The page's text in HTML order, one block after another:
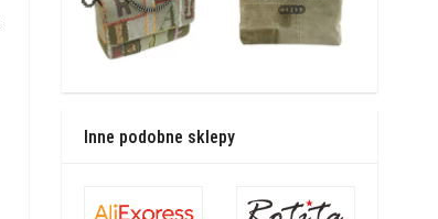
Inne podobne sklepy